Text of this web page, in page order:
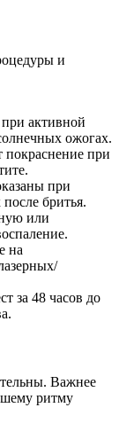
и
активной
ожогах.
при
при
бритья.
или
на
за 48 часов до
Важнее
ритму